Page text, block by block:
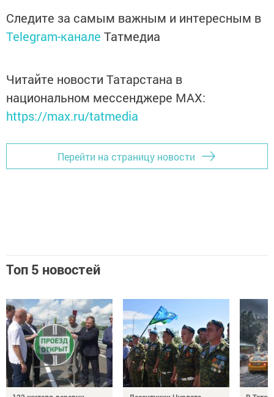
Следите за самым важным и интересным в
Telegram-канале Татмедиа
Читайте новости Татарстана в
национальном мессенджере MАХ:
https://max.ru/tatmedia
Перейти на страницу новости
Топ 5 новостей